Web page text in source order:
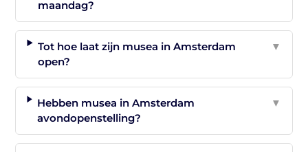
maandag?
Tot hoe laat zijn musea in Amsterdam
open?
▼
Hebben musea in Amsterdam
avondopenstelling?
▼